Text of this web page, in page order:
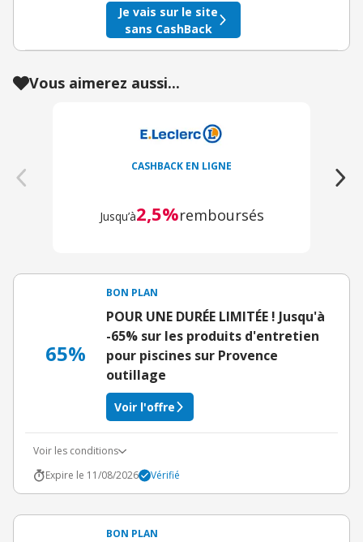
Je vais sur le site
sans CashBack
Vous aimerez aussi...
CASHBACK EN LIGNE
Jusqu’à2,5%remboursés
65%
BON PLAN
POUR UNE DURÉE LIMITÉE ! Jusqu'à
-65% sur les produits d'entretien
pour piscines sur Provence
outillage
Voir l'offre
Voir les conditions
Expire le 11/08/2026
Vérifié
BON PLAN